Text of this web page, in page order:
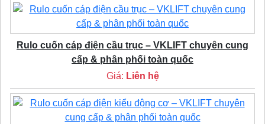
Rulo cuốn cáp điện cầu trục – VKLIFT chuyên cung
cấp & phân phối toàn quốc
Giá: Liên hệ